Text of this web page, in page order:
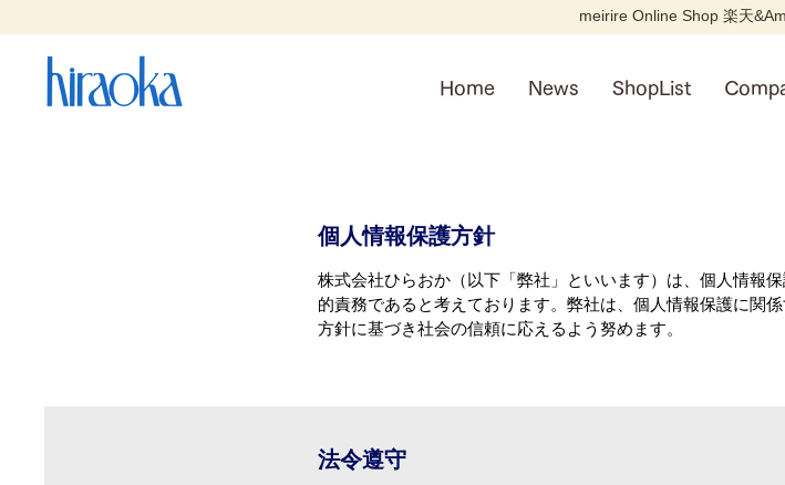
meirire Online Shop 楽天
Home News ShopList
個人情報保護方針
株式会社ひらおか（以下「弊社」といいます）は、個人情報
的責務であると考えております。弊社は、個人情報保護に関
方針に基づき社会の信頼に応えるよう努めます。
​法令遵守